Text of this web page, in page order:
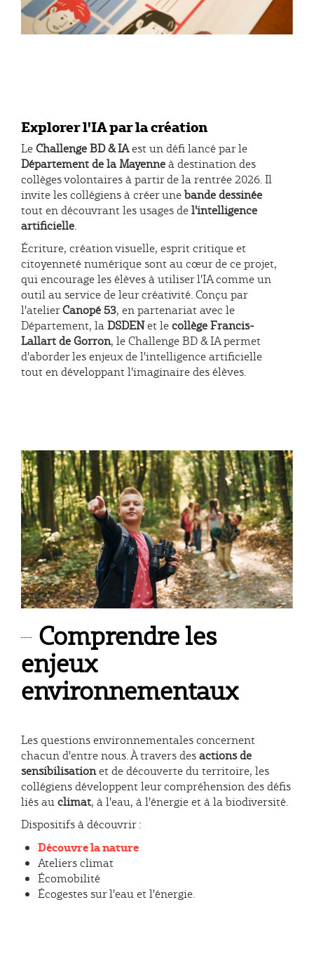
Explorer l'IA par la création
LeChallenge BD & IAest un défi lancé par le
Département de la Mayenneà destination des
collèges volontaires à partir de la rentrée 2026. Il
invite les collégiens à créer unebande dessinée
tout en découvrant les usages del'intelligence
artificielle.
Écriture, création visuelle, esprit critique et
citoyenneté numérique sont au cœur de ce projet,
qui encourage les élèves à utiliser l'IA comme un
outil au service de leur créativité. Conçu par
l'atelierCanopé 53, en partenariat avec le
Département, laDSDENet lecollège Francis-
Lallart de Gorron, le Challenge BD & IA permet
d'aborder les enjeux de l'intelligence artificielle
tout en développant l'imaginaire des élèves.
Comprendre les
enjeux
environnementaux
Les questions environnementales concernent
chacun d'entre nous. À travers desactions de
sensibilisationet de découverte du territoire, les
collégiens développent leur compréhension des défis
liés auclimat, à l'eau, à l'énergie et à la biodiversité.
Dispositifs à découvrir :
Découvre la nature
Ateliers climat
Écomobilité
Écogestes sur l'eau et l'énergie.